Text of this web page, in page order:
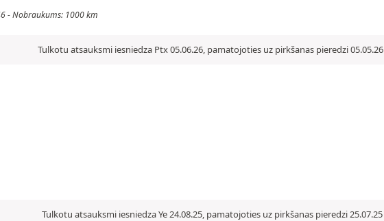
- Nobraukums: 1000 km
Tulkotu atsauksmi iesniedza Ptx 05.06.26, pamatojoties uz pirkšanas pieredzi 05.05.26
Tulkotu atsauksmi iesniedza Ye 24.08.25, pamatojoties uz pirkšanas pieredzi 25.07.25